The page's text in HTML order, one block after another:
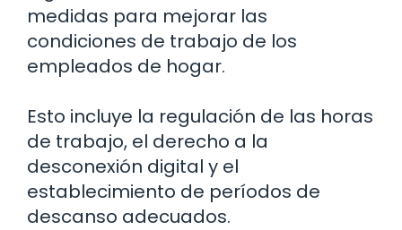
medidas para mejorar las
condiciones de trabajo de los
empleados de hogar.
Esto incluye la regulación de las horas
de trabajo, el derecho a la
desconexión digital y el
establecimiento de períodos de
descanso adecuados.